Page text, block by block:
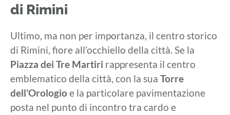
di Rimini
Ultimo, ma non per importanza, il centro storico
di Rimini, fiore all’occhiello della città. Se la
Piazza dei Tre Martiri rappresenta il centro
emblematico della città, con la sua Torre
dell’Orologioe la particolare pavimentazione
posta nel punto di incontro tra cardo e